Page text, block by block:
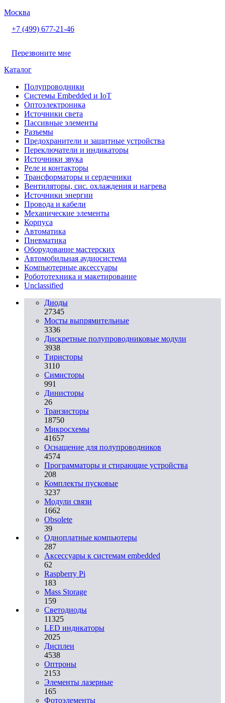
Москва
+7 (499) 677-21-46
Перезвоните мне
Каталог
Полупроводники
Системы Embedded и IoT
Oптоэлектроника
Источники света
Пассивные элементы
Разъeмы
Предохранители и защитные устройства
Переключатели и индикаторы
Источники звука
Реле и контакторы
Трансформаторы и сердечники
Вентиляторы, сис. охлаждения и нагрева
Источники энергии
Провода и кабели
Механические элементы
Корпуса
Автоматика
Пневматика
Оборудование мастерских
Автомобильная аудиосистема
Компьютерные аксессуары
Робототехника и макетирование
Unclassified
Диоды
27345
Мосты выпрямительные
3336
Дискретные полупроводниковые модули
3938
Тиристоры
3110
Симисторы
991
Динисторы
26
Транзисторы
18750
Микросхемы
41657
Оснащение для полупроводников
4574
Программаторы и стирающие устройства
208
Комплекты пусковые
3237
Модули связи
1662
Obsolete
39
Одноплатные компьютеры
287
Аксессуары к системам embedded
62
Raspberry Pi
183
Mass Storage
159
Светодиоды
11325
LED индикаторы
2025
Дисплеи
4538
Оптроны
2153
Элементы лазерные
165
Фотоэлементы